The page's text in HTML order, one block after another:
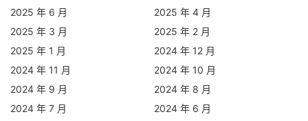
2025 年 6 月
2025 年 4 月
2025 年 3 月
2025 年 2 月
2025 年 1 月
2024 年 12 月
2024 年 11 月
2024 年 10 月
2024 年 9 月
2024 年 8 月
2024 年 7 月
2024 年 6 月